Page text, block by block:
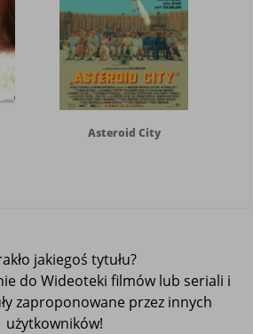
Asteroid City
jakiegoś tytułu?
do Wideoteki filmów lub seriali i
zaproponowane przez innych
użytkowników!